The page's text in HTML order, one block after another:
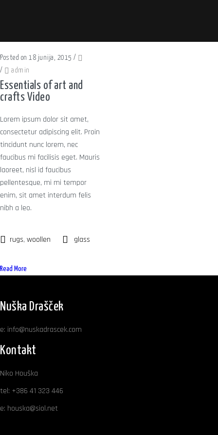
Posted on 18 junija, 2015 /
/
admin
Essentials of art and
crafts Video
Lorem ipsum dolor sit amet,
consectetur adipiscing elit. Proin
tincidunt nunc lorem, nec
faucibus mi facilisis eget. Mauris
laoreet, nisl id faucibus
pellentesque, mi mi tempor
enim, sit amet interdum felis
nibh a leo.
rugs, woollen glass
Read More
Nuška Drašček
e: info@nuskadrascek.com
Kontakt
Niko Houška
tel: +386 41 323 446
e: houska@siol.net